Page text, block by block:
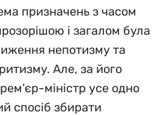
призначень з часом
і загалом була
непотизму та
Але, за його
міністр усе одно
спосіб збирати